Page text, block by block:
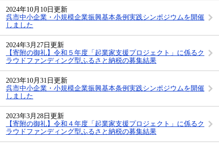
2024年10月10日更新
呉市中小企業・小規模企業振興基本条例実践シンポジウムを開催
しました
2024年3月27日更新
【寄附の御礼】令和５年度「起業家支援プロジェクト」に係るク
ラウドファンディング型ふるさと納税の募集結果
2023年10月31日更新
呉市中小企業・小規模企業振興基本条例実践シンポジウムを開催
しました
2023年3月28日更新
【寄附の御礼】令和４年度「起業家支援プロジェクト」に係るク
ラウドファンディング型ふるさと納税の募集結果